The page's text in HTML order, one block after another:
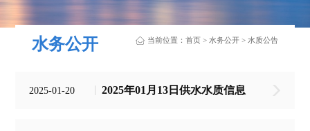
水务公开 当前位置： 首页> 水务公开> 水质公告
2025-01-20 2025年01月13日供水水质信息